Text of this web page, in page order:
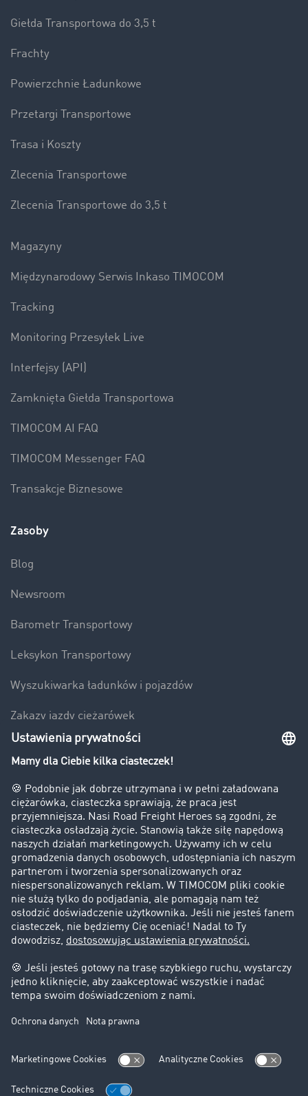
Giełda Transportowa do 3,5 t
Frachty
Powierzchnie Ładunkowe
Przetargi Transportowe
Trasa i Koszty
Zlecenia Transportowe
Zlecenia Transportowe do 3,5 t
Magazyny
Międzynarodowy Serwis Inkaso TIMOCOM
Tracking
Monitoring Przesyłek Live
Interfejsy (API)
Zamknięta Giełda Transportowa
TIMOCOM AI FAQ
TIMOCOM Messenger FAQ
Transakcje Biznesowe
Zasoby
Blog
Newsroom
Barometr Transportowy
Leksykon Transportowy
Wyszukiwarka ładunków i pojazdów
Zakazy jazdy ciężarówek
Bezpieczeństwo
Firma
Historie sukcesu
Klienci pozyskują nowych klientów
Informacje prawne
Impressum
OWU
Ochrona danych
Ustawienia plików cookies